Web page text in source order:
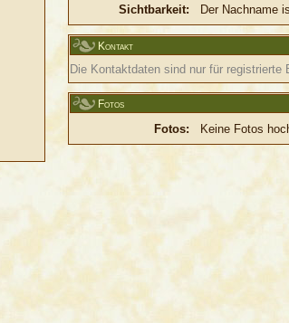
Sichtbarkeit:
Der Nachname
Kontakt
Die Kontaktdaten sind nur für registrierte
Fotos
Fotos: Keine Fotos